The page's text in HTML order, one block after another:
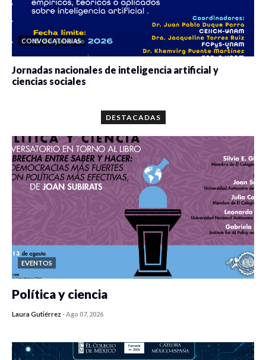
CONVOCATORIAS
Jornadas nacionales de inteligencia artificial y
ciencias sociales
DESTACADAS
EVENTOS
Política y ciencia
Laura Gutiérrez -Ago 07, 2026